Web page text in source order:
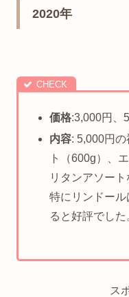
2020年
価格:3,000円、
内容: 5,000円
ト（600g）、
リタンアソート
特にリンドール
ると好評でした
ス